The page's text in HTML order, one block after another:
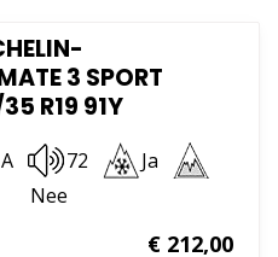
3 SPORT
R19 91Y
A 72
Ja
Nee
€212,00